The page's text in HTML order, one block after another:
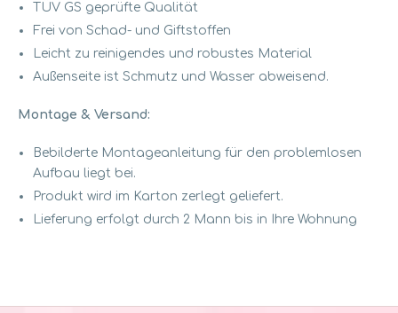
TÜV GS geprüfte Qualität
Frei von Schad- und Giftstoffen
Leicht zu reinigendes und robustes Material
Außenseite ist Schmutz und Wasser abweisend.
Montage & Versand:
Bebilderte Montageanleitung für den problemlosen
Aufbau liegt bei.
Produkt wird im Karton zerlegt geliefert.
Lieferung erfolgt durch 2 Mann bis in Ihre Wohnung